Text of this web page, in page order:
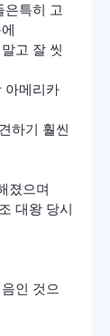
은특히 고
고 잘 씻
아메리카
하기 훨씬
졌으며
대왕 당시
인 것으